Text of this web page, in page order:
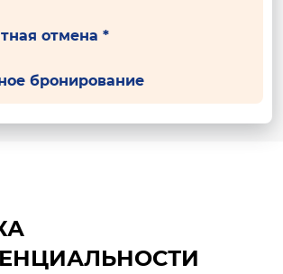
отмена *
бронирование